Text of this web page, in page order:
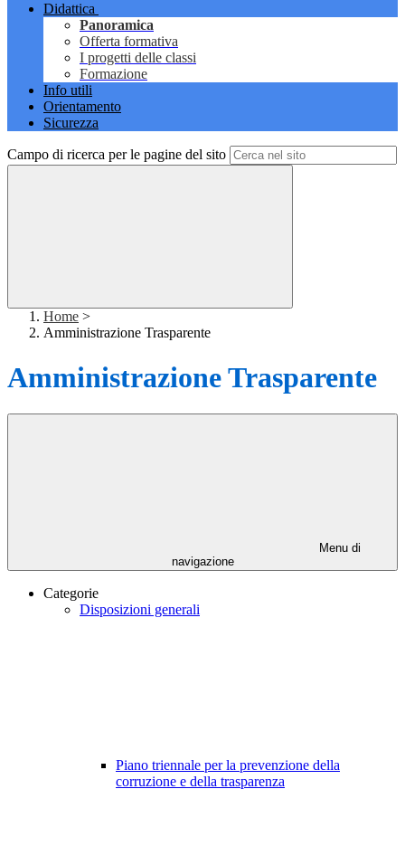
Didattica
Panoramica
Offerta formativa
I progetti delle classi
Formazione
Info utili
Orientamento
Sicurezza
Campo di ricerca per le pagine del sito
Home >
Amministrazione Trasparente
Amministrazione Trasparente
Menu di
navigazione
Categorie
Disposizioni generali
Piano triennale per la prevenzione della
corruzione e della trasparenza